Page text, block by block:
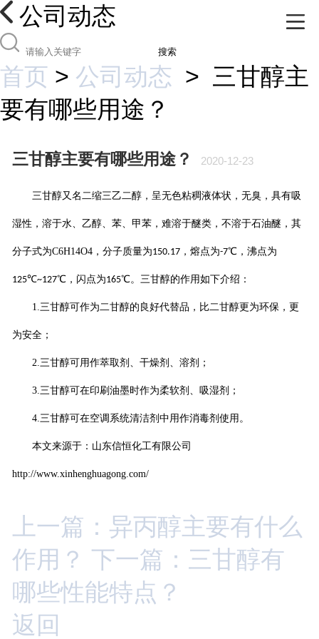
公司动态
搜索
首页 > 公司动态 > 三甘醇主
要有哪些用途？
三甘醇主要有哪些用途？ 2020-12-23
三甘醇又名二缩三乙二醇，呈无色粘稠液体状，无臭，具有吸
湿性，溶于水、乙醇、苯、甲苯，难溶于醚类，不溶于石油醚，其
分子式为C6H14O4，分子质量为150.17，熔点为-7℃，沸点为
125℃~127℃，闪点为165℃。三甘醇的作用如下介绍：
1. 三甘醇可作为二甘醇的良好代替品，比二甘醇更为环保，更
为安全；
2. 三甘醇可用作萃取剂、干燥剂、溶剂；
3. 三甘醇可在印刷油墨时作为柔软剂、吸湿剂；
4. 三甘醇可在空调系统清洁剂中用作消毒剂使用。
本文来源于：山东信恒化工有限公司
http://www.xinhenghuagong.com/
上一篇：异丙醇主要有什么
作用？ 下一篇：三甘醇有
哪些性能特点？
返回